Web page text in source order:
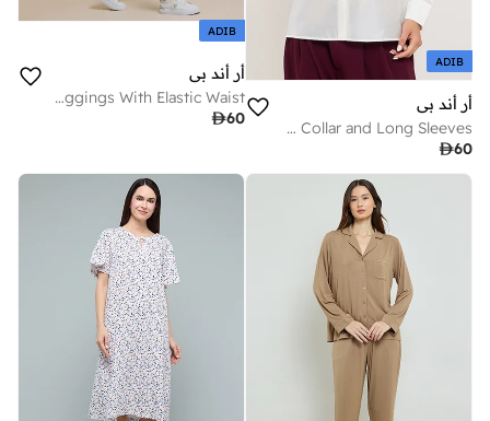
ADIB
أر أند بي
Solid Shirt with Classic Collar and Long Sleeves
60
ADIB
أر أند بي
Washed Jeggings With Elastic Waist
60